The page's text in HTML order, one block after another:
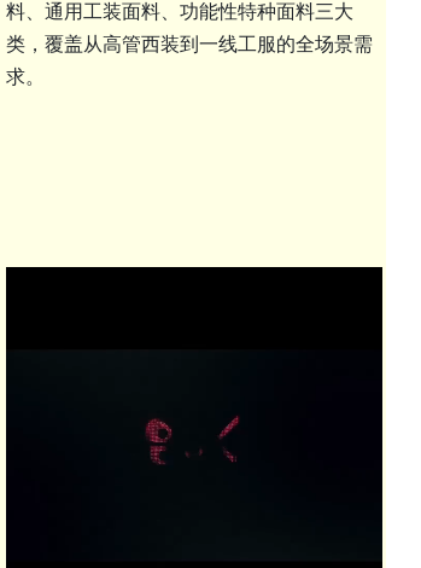
料、通用工装面料、功能性特种面料三大
类，覆盖从高管西装到一线工服的全场景需
求。